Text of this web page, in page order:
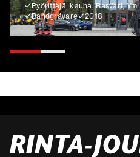
Pyörittäjä, kauha, Rasvari, Ym!
Bandgrävare
2018